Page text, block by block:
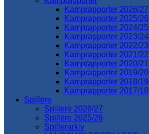
Kamprapporter 2026/27
Kamprapporter 2025/26
Kamprapporter 2024/25
Kamprapporter 2023/24
Kamprapporter 2022/23
Kamprapporter 2021/22
Kamprapporter 2020/21
Kamprapporter 2019/20
Kamprapporter 2018/19
Kamprapporter 2017/18
Spillere
Spillere 2026/27
Spillere 2025/26
Spillerarkiv